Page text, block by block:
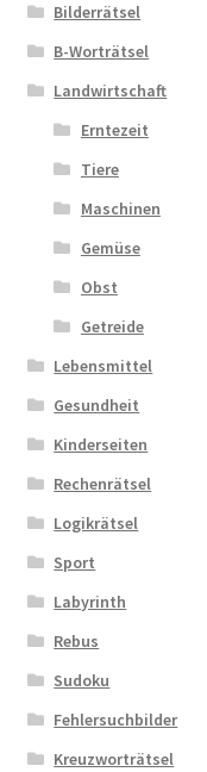
Bilderrätsel
B-Worträtsel
Landwirtschaft
Erntezeit
Tiere
Maschinen
Gemüse
Obst
Getreide
Lebensmittel
Gesundheit
Kinderseiten
Rechenrätsel
Logikrätsel
Sport
Labyrinth
Rebus
Sudoku
Fehlersuchbilder
Kreuzworträtsel